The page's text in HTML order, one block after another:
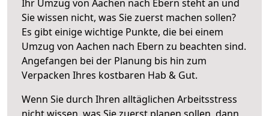
Ihr Umzug von Aachen nach Ebern steht an und
Sie wissen nicht, was Sie zuerst machen sollen?
Es gibt einige wichtige Punkte, die bei einem
Umzug von Aachen nach Ebern zu beachten sind.
Angefangen bei der Planung bis hin zum
Verpacken Ihres kostbaren Hab & Gut.
Wenn Sie durch Ihren alltäglichen Arbeitsstress